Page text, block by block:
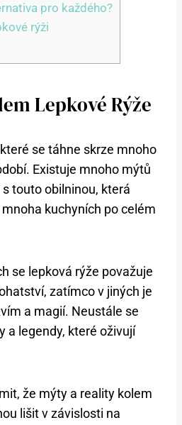
pro každého?
rýži
Lepkové Rýže
se táhne skrze mnoho
Existuje mnoho mýtů
touto obilninou, která
kuchyních po celém
se lepková rýže považuje
zatímco v jiných je
a magií. Neustále se
a legendy, které oživují
že mýty a reality kolem
lišit v závislosti na